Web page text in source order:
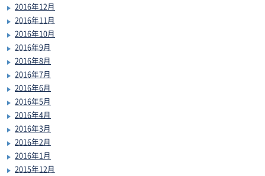
2016年12月
2016年11月
2016年10月
2016年9月
2016年8月
2016年7月
2016年6月
2016年5月
2016年4月
2016年3月
2016年2月
2016年1月
2015年12月